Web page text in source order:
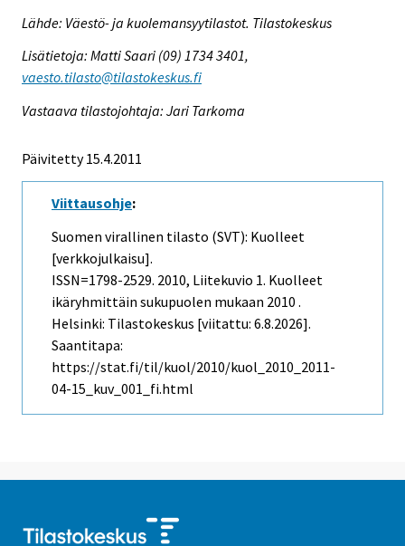
Lähde: Väestö- ja kuolemansyytilastot. Tilastokeskus
Lisätietoja: Matti Saari (09) 1734 3401,
vaesto.tilasto@tilastokeskus.fi
Vastaava tilastojohtaja: Jari Tarkoma
Päivitetty 15.4.2011
Viittausohje:
Suomen virallinen tilasto (SVT): Kuolleet
[verkkojulkaisu].
ISSN=1798-2529. 2010, Liitekuvio 1. Kuolleet
ikäryhmittäin sukupuolen mukaan 2010 .
Helsinki: Tilastokeskus [viitattu: 6.8.2026].
Saantitapa:
https://stat.fi/til/kuol/2010/kuol_2010_2011-
04-15_kuv_001_fi.html